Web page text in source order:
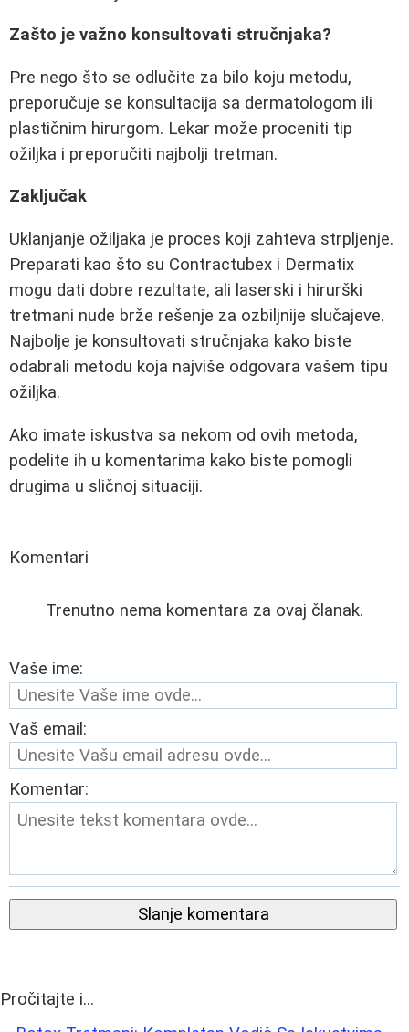
Zašto je važno konsultovati stručnjaka?
Pre nego što se odlučite za bilo koju metodu,
preporučuje se konsultacija sa dermatologom ili
plastičnim hirurgom. Lekar može proceniti tip
ožiljka i preporučiti najbolji tretman.
Zaključak
Uklanjanje ožiljaka je proces koji zahteva strpljenje.
Preparati kao što su Contractubex i Dermatix
mogu dati dobre rezultate, ali laserski i hirurški
tretmani nude brže rešenje za ozbiljnije slučajeve.
Najbolje je konsultovati stručnjaka kako biste
odabrali metodu koja najviše odgovara vašem tipu
ožiljka.
Ako imate iskustva sa nekom od ovih metoda,
podelite ih u komentarima kako biste pomogli
drugima u sličnoj situaciji.
Komentari
Trenutno nema komentara za ovaj članak.
Vaše ime:
Vaš email:
Komentar:
Slanje komentara
Pročitajte i...